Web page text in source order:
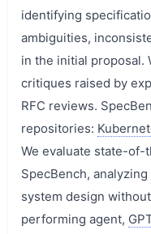
identifying
ambiguities,
in the initial proposal.
critiques raised by
RFC reviews.
repositories:
We evaluate state-of-
SpecBench,
system design
performing agent,